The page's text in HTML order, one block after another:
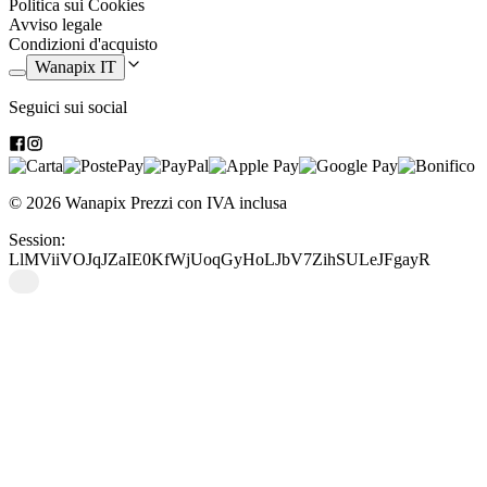
modo giusto. Perfetto anche come gadget pubblicitario:
personalizzalo con i dati della tua azienda così i tuoi clienti li
avranno sempre a portata di mano.
Politica sui Cookies
Avviso legale
Condizioni d'acquisto
Wanapix IT
Seguici sui social
© 2026 Wanapix Prezzi con IVA inclusa
Session:
LlMViiVOJqJZaIE0KfWjUoqGyHoLJbV7ZihSULeJFgayR